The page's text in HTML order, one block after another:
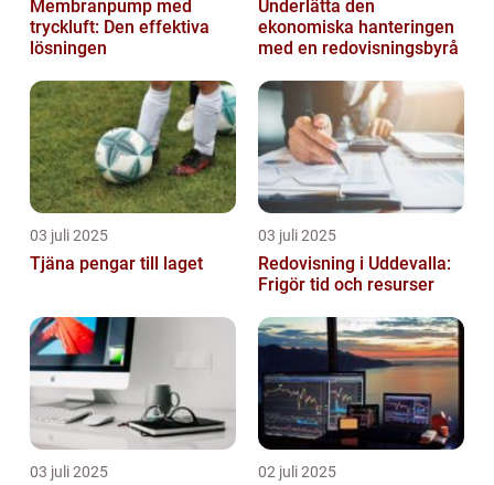
Membranpump med
tryckluft: Den effektiva
lösningen
Underlätta den
ekonomiska hanteringen
med en redovisningsbyrå
03 juli 2025
Tjäna pengar till laget
03 juli 2025
Redovisning i Uddevalla:
Frigör tid och resurser
03 juli 2025 02 juli 2025